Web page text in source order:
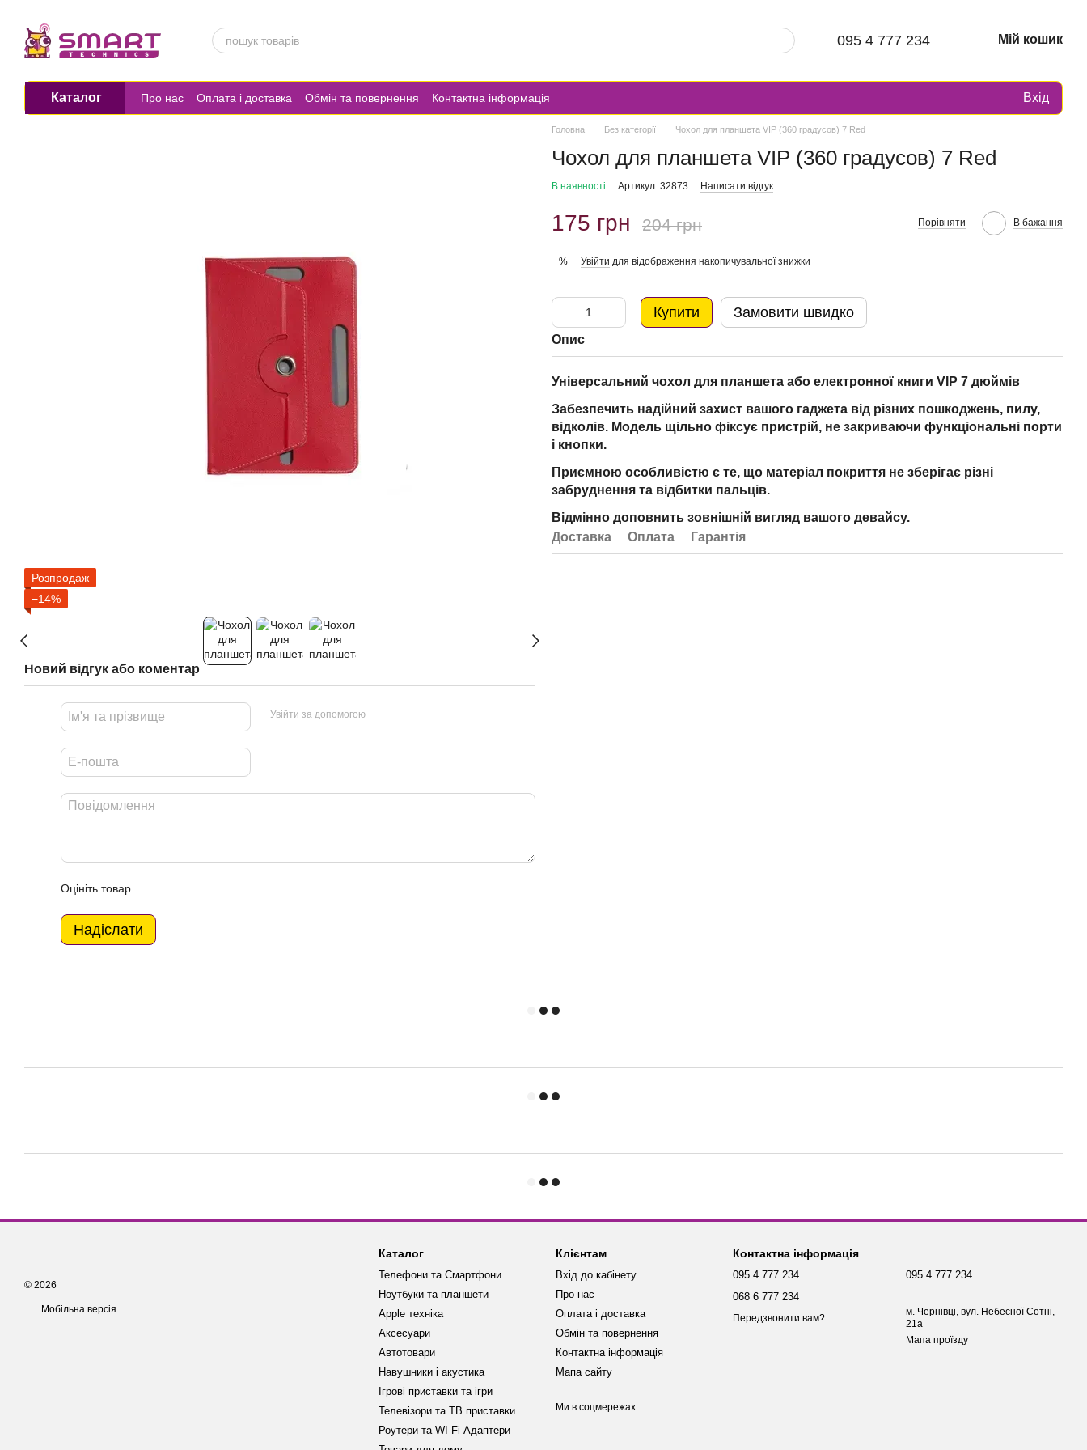
095 4 777 234 Мій кошик
Каталог Про нас Оплата і доставка Обмін та повернення Контактна інформація Вхід
Розпродаж
−14%
Новий відгук або коментар
Увійти за допомогою
Оцініть товар
Надіслати
Головна Без категорії Чохол для планшета VIP (360 градусов) 7 Red
Чохол для планшета VIP (360 градусов) 7 Red
В наявності Артикул: 32873 Написати відгук
175 грн 204 грн Порівняти В бажання
% Увійти для відображення накопичувальної знижки
Купити Замовити швидко
Опис
Універсальний чохол для планшета або електронної книги VIP 7 дюймів
Забезпечить надійний захист вашого гаджета від різних пошкоджень, пилу,
відколів. Модель щільно фіксує пристрій, не закриваючи функціональні порти
і кнопки.
Приємною особливістю є те, що матеріал покриття не зберігає різні
забруднення та відбитки пальців.
Відмінно доповнить зовнішній вигляд вашого девайсу.
Доставка
Оплата Гарантія
© 2026
Мобільна версія
Каталог
Телефони та Смартфони
Ноутбуки та планшети
Apple техніка
Аксесуари
Автотовари
Навушники і акустика
Ігрові приставки та ігри
Телевізори та ТВ приставки
Роутери та WI Fi Адаптери
Клієнтам
Вхід до кабінету
Про нас
Оплата і доставка
Обмін та повернення
Контактна інформація
Мапа сайту
Ми в соцмережах
Контактна інформація
095 4 777 234
068 6 777 234
Передзвонити вам?
095 4 777 234
м. Чернівці, вул. Небесної Сотні,
21а
Мапа проїзду